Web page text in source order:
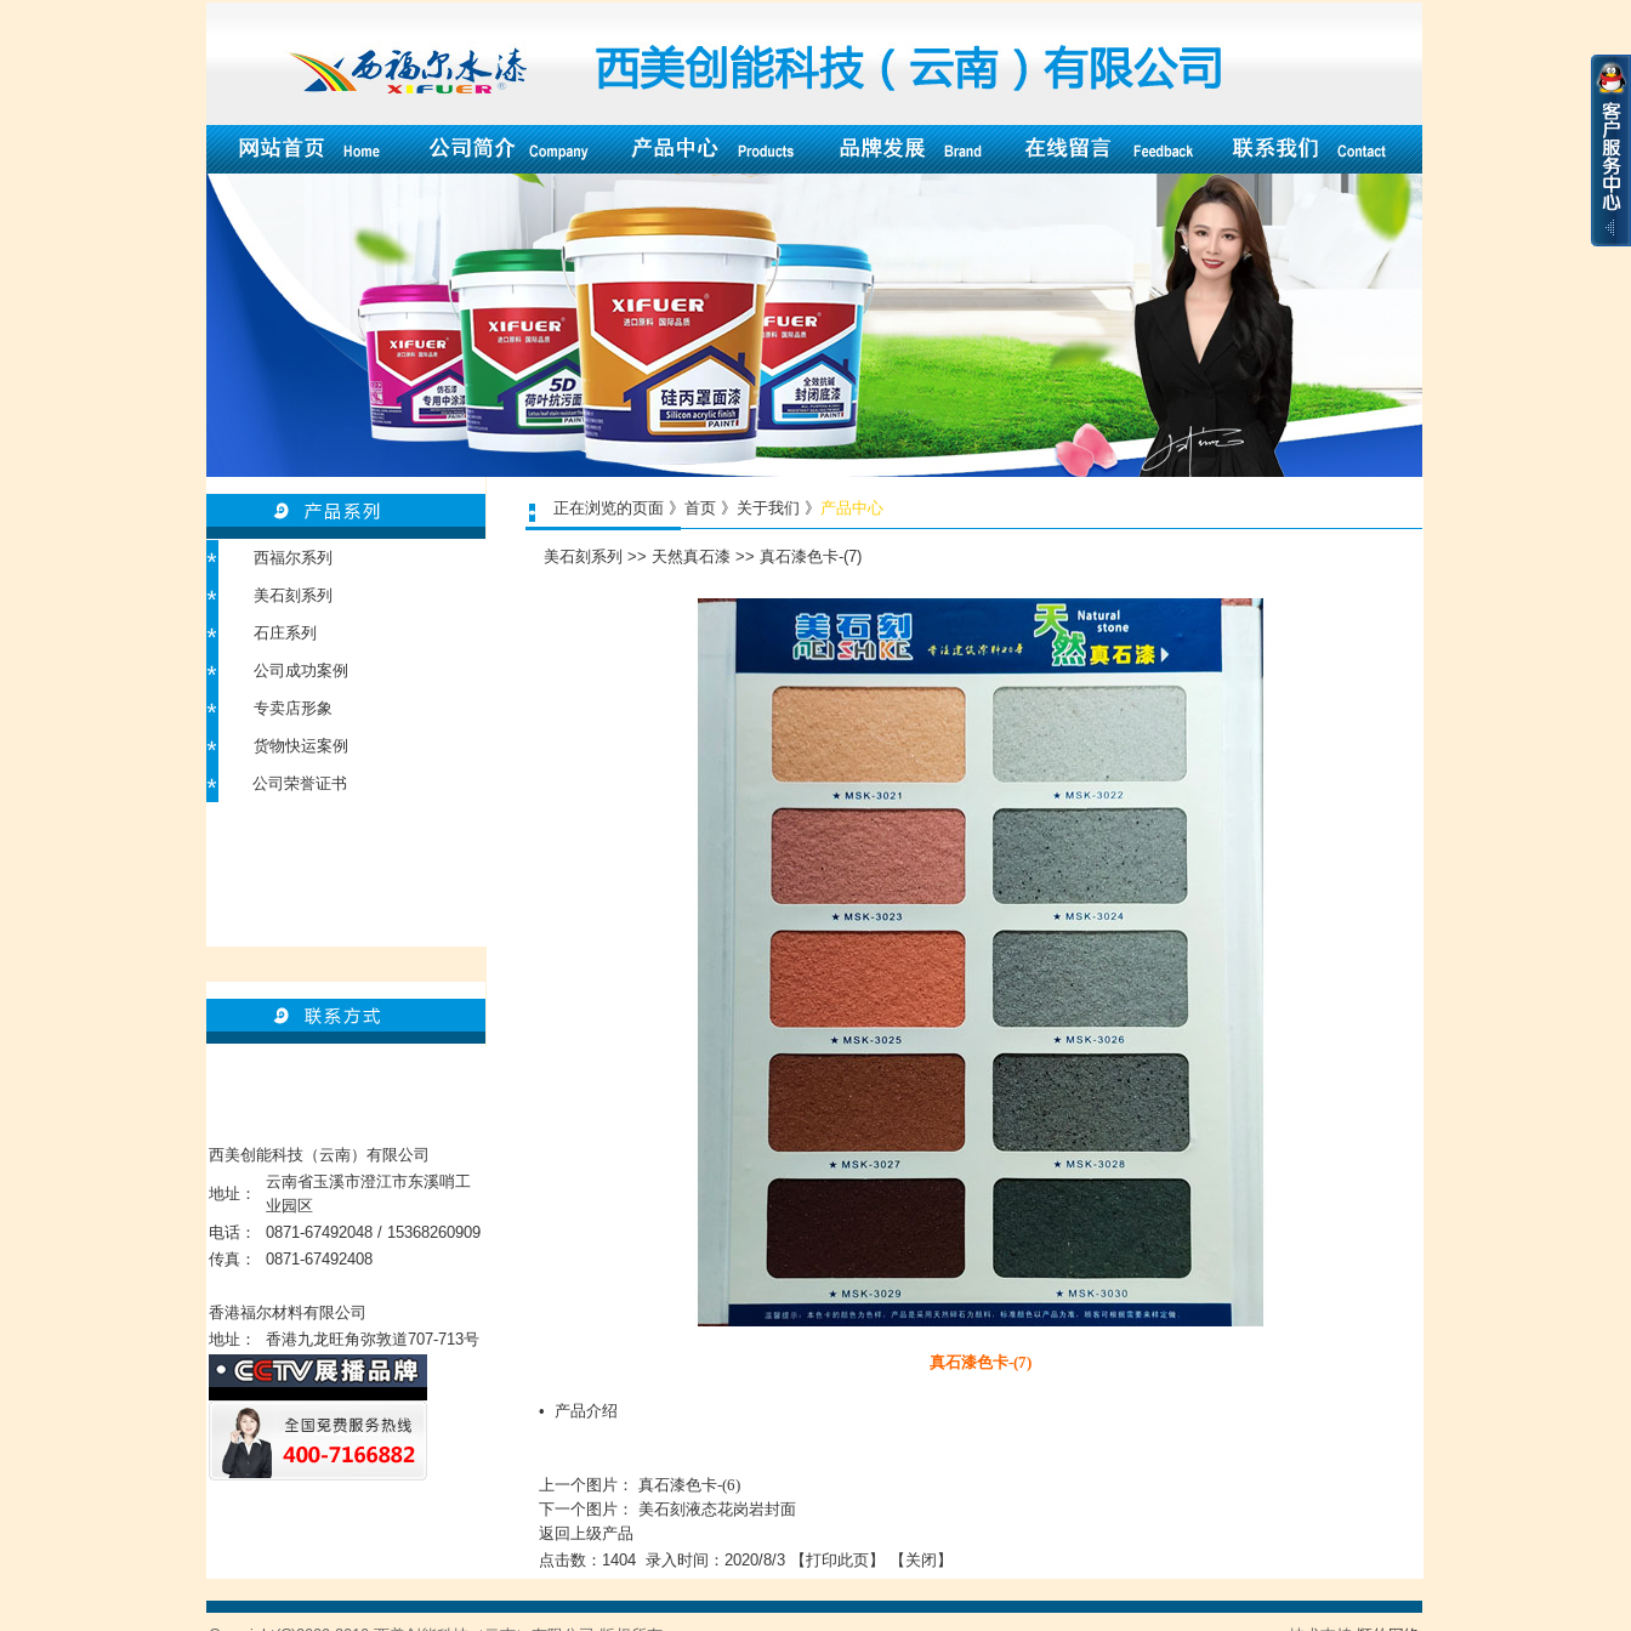
正在浏览的页面 》首页 》关于我们 》 产品中心
西福尔系列
美石刻系列
石庄系列
公司成功案例
专卖店形象
货物快运案例
公司荣誉证书
美石刻系列 >> 天然真石漆 >> 真石漆色卡-(7)
真石漆色卡-(7)
• 产品介绍
上一个图片： 真石漆色卡-(6)
下一个图片： 美石刻液态花岗岩封面
返回上级产品
点击数：1404 录入时间：2020/8/3 【打印此页】 【 关闭 】
西美创能科技（云南）有限公司
地址：
云南省玉溪市澄江市东溪哨工
业园区
电话：
0871-67492048 / 15368260909
传真：
0871-67492408
香港福尔材料有限公司
地址：
香港九龙旺角弥敦道707-713号